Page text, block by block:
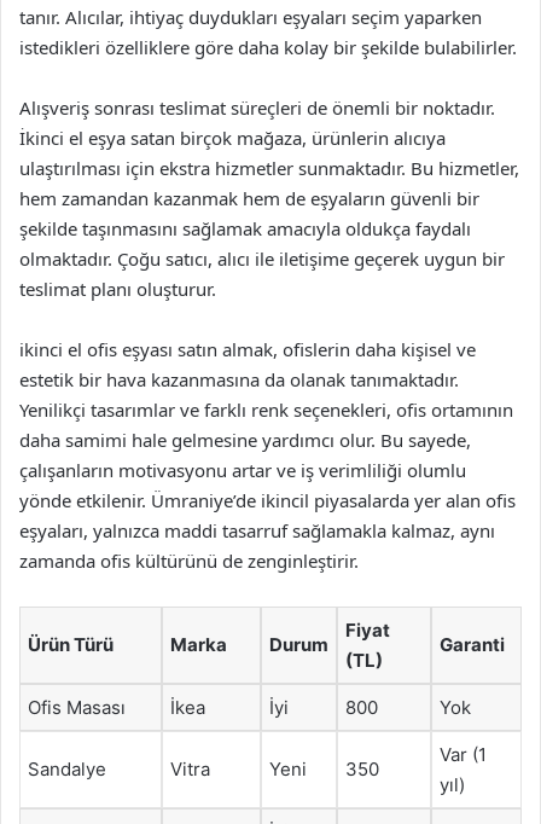
tanır. Alıcılar, ihtiyaç duydukları eşyaları seçim yaparken
istedikleri özelliklere göre daha kolay bir şekilde bulabilirler.
Alışveriş sonrası teslimat süreçleri de önemli bir noktadır.
İkinci el eşya satan birçok mağaza, ürünlerin alıcıya
ulaştırılması için ekstra hizmetler sunmaktadır. Bu hizmetler,
hem zamandan kazanmak hem de eşyaların güvenli bir
şekilde taşınmasını sağlamak amacıyla oldukça faydalı
olmaktadır. Çoğu satıcı, alıcı ile iletişime geçerek uygun bir
teslimat planı oluşturur.
ikinci el ofis eşyası satın almak, ofislerin daha kişisel ve
estetik bir hava kazanmasına da olanak tanımaktadır.
Yenilikçi tasarımlar ve farklı renk seçenekleri, ofis ortamının
daha samimi hale gelmesine yardımcı olur. Bu sayede,
çalışanların motivasyonu artar ve iş verimliliği olumlu
yönde etkilenir. Ümraniye’de ikincil piyasalarda yer alan ofis
eşyaları, yalnızca maddi tasarruf sağlamakla kalmaz, aynı
zamanda ofis kültürünü de zenginleştirir.
Ürün Türü Marka Durum
Fiyat
(TL)
Garanti
Ofis Masası İkea İyi 800 Yok
Sandalye Vitra Yeni 350
Var (1
yıl)